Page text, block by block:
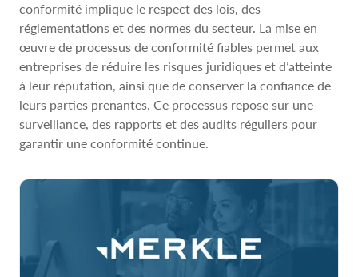
conformité implique le respect des lois, des
réglementations et des normes du secteur. La mise en
œuvre de processus de conformité fiables permet aux
entreprises de réduire les risques juridiques et d’atteinte
à leur réputation, ainsi que de conserver la confiance de
leurs parties prenantes. Ce processus repose sur une
surveillance, des rapports et des audits réguliers pour
garantir une conformité continue.